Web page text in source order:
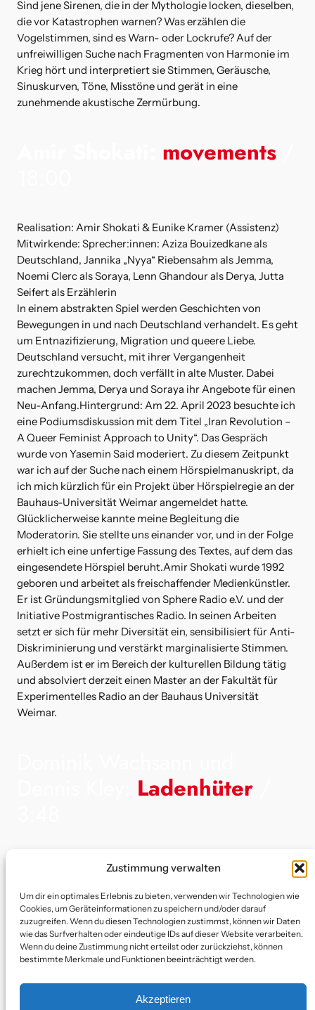
Zustimmung verwalten
Um dir ein optimales Erlebnis zu bieten, verwenden wir Technologien wie
Cookies, um Geräteinformationen zu speichern und/oder darauf
zuzugreifen. Wenn du diesen Technologien zustimmst, können wir Daten
wie das Surfverhalten oder eindeutige IDs auf dieser Website verarbeiten.
Wenn du deine Zustimmung nicht erteilst oder zurückziehst, können
bestimmte Merkmale und Funktionen beeinträchtigt werden.
Akzeptieren
Sind jene Sirenen, die in der Mythologie locken, dieselben,
die vor Katastrophen warnen? Was erzählen die
Vogelstimmen, sind es Warn- oder Lockrufe? Auf der
unfreiwilligen Suche nach Fragmenten von Harmonie im
Krieg hört und interpretiert sie Stimmen, Geräusche,
Sinuskurven, Töne, Misstöne und gerät in eine
zunehmende akustische Zermürbung.
movements
Realisation: Amir Shokati & Eunike Kramer (Assistenz)
Mitwirkende: Sprecher:innen: Aziza Bouizedkane als
Deutschland, Jannika „Nyya“ Riebensahm als Jemma,
Noemi Clerc als Soraya, Lenn Ghandour als Derya, Jutta
Seifert als Erzählerin
In einem abstrakten Spiel werden Geschichten von
Bewegungen in und nach Deutschland verhandelt. Es geht
um Entnazifizierung, Migration und queere Liebe.
Deutschland versucht, mit ihrer Vergangenheit
zurechtzukommen, doch verfällt in alte Muster. Dabei
machen Jemma, Derya und Soraya ihr Angebote für einen
Neu-Anfang.Hintergrund: Am 22. April 2023 besuchte ich
eine Podiumsdiskussion mit dem Titel „Iran Revolution –
A Queer Feminist Approach to Unity“. Das Gespräch
wurde von Yasemin Said moderiert. Zu diesem Zeitpunkt
war ich auf der Suche nach einem Hörspielmanuskript, da
ich mich kürzlich für ein Projekt über Hörspielregie an der
Bauhaus-Universität Weimar angemeldet hatte.
Glücklicherweise kannte meine Begleitung die
Moderatorin. Sie stellte uns einander vor, und in der Folge
erhielt ich eine unfertige Fassung des Textes, auf dem das
eingesendete Hörspiel beruht.Amir Shokati wurde 1992
geboren und arbeitet als freischaffender Medienkünstler.
Er ist Gründungsmitglied von Sphere Radio e.V. und der
Initiative Postmigrantisches Radio. In seinen Arbeiten
setzt er sich für mehr Diversität ein, sensibilisiert für Anti-
Diskriminierung und verstärkt marginalisierte Stimmen.
Außerdem ist er im Bereich der kulturellen Bildung tätig
und absolviert derzeit einen Master an der Fakultät für
Experimentelles Radio an der Bauhaus Universität
Weimar.
Ladenhüter
Realisation: Dominik Wachsmann
Ein Brillenverkaufsgespräch der besonderen Art und mit
Happy End, aber nicht für alle …
Die Texte stammen von den Autor:innen.